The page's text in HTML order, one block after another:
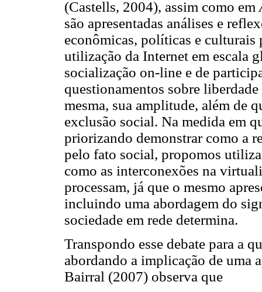
(Castells, 2004), assim como em
são apresentadas análises e
econômicas, políticas e
utilização da Internet em escala
socialização on-line e de
questionamentos sobre
mesma, sua amplitude, além de
exclusão social. Na medida em
priorizando demonstrar como a
pelo fato social, propomos
como as interconexões na
processam, já que o mesmo
incluindo uma abordagem do
sociedade em rede determina.
Transpondo esse debate para a
abordando a implicação de uma
Bairral (2007) observa que